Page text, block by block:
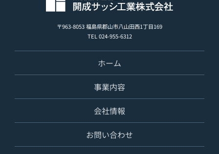
〒963-8053 福島県郡山市八山田西1丁目169
TEL 024-955-6312
ホーム
事業内容
会社情報
お問い合わせ